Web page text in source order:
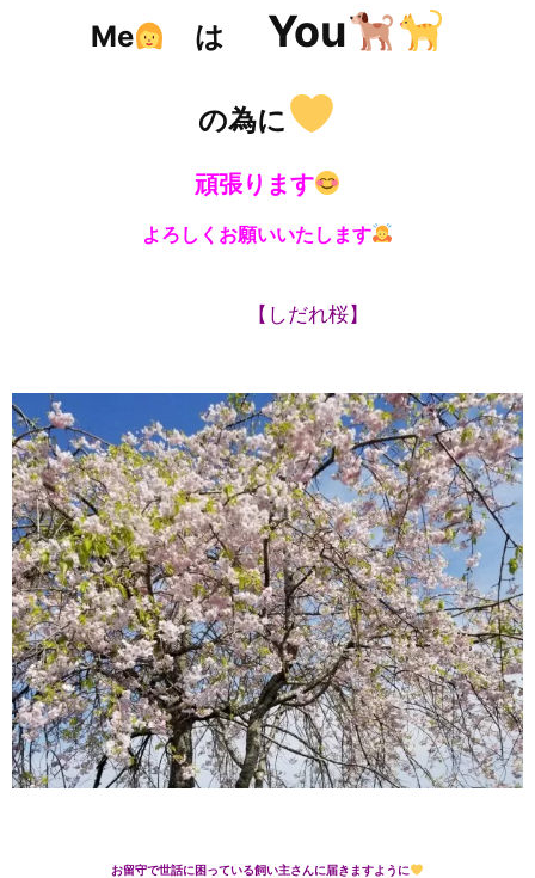
Me は You
の為に
頑張ります
よろしくお願いいたします
【しだれ桜】
お留守で世話に困っている飼い主さんに届きますように